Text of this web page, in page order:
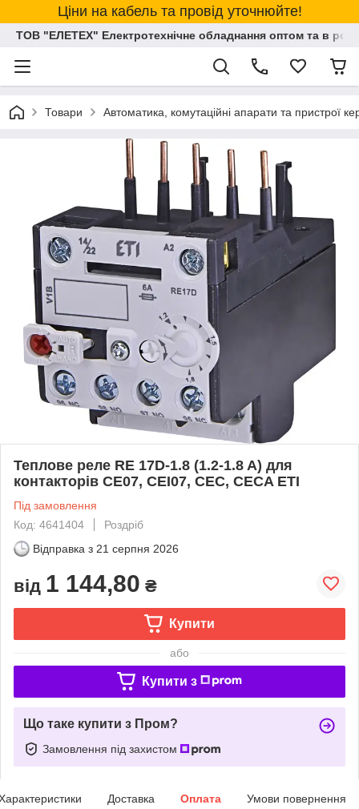
Ціни на кабель та провід уточнюйте!
ТОВ "ЕЛЕТЕХ" Електротехнічне обладнання оптом та в
Товари Автоматика, комутаційні апарати та пристрої
Теплове реле RE 17D-1.8 (1.2-1.8 A) для
контакторів CE07, CEI07, CEC, CECA ETI
Під замовлення
Код: 4641404
Роздріб
Відправка з 21 серпня 2026
від 1 144,80 ₴
Купити
або
Купити з
Що таке купити з Пром?
Замовлення під захистом
Доставка Оплата Умови повернення